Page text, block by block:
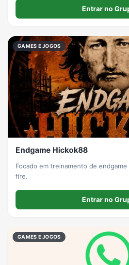
Entrar no
GAMES E JOGOS
Endgame Hickok88
Focado em treinamento de
fire.
Entrar no
GAMES E JOGOS